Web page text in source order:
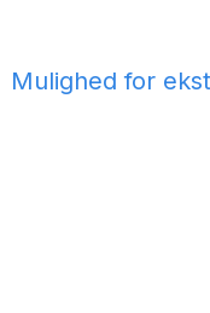
Mulighed for